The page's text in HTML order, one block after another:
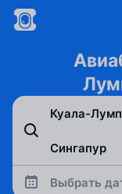
Выбрать